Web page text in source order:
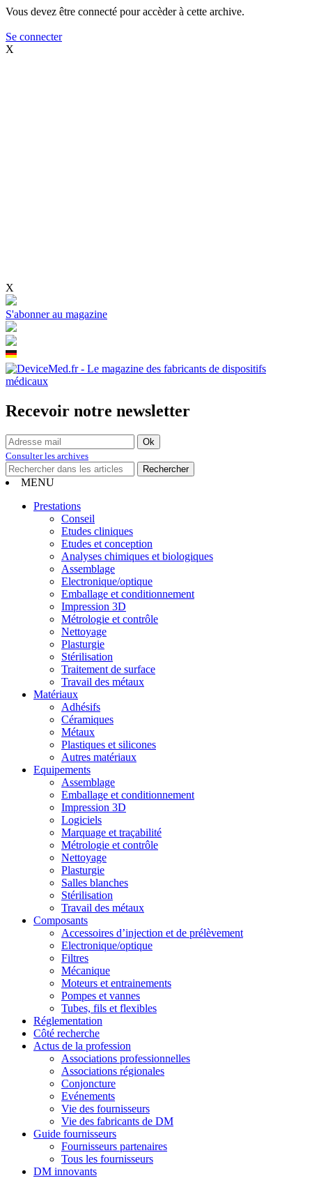
Vous devez être connecté pour accèder à cette archive.
Se connecter
X
X
S'abonner au magazine
Recevoir notre newsletter
Consulter les archives
MENU
Prestations
Conseil
Etudes cliniques
Etudes et conception
Analyses chimiques et biologiques
Assemblage
Electronique/optique
Emballage et conditionnement
Impression 3D
Métrologie et contrôle
Nettoyage
Plasturgie
Stérilisation
Traitement de surface
Travail des métaux
Matériaux
Adhésifs
Céramiques
Métaux
Plastiques et silicones
Autres matériaux
Equipements
Assemblage
Emballage et conditionnement
Impression 3D
Logiciels
Marquage et traçabilité
Métrologie et contrôle
Nettoyage
Plasturgie
Salles blanches
Stérilisation
Travail des métaux
Composants
Accessoires d’injection et de prélèvement
Electronique/optique
Filtres
Mécanique
Moteurs et entrainements
Pompes et vannes
Tubes, fils et flexibles
Réglementation
Côté recherche
Actus de la profession
Associations professionnelles
Associations régionales
Conjoncture
Evénements
Vie des fournisseurs
Vie des fabricants de DM
Guide fournisseurs
Fournisseurs partenaires
Tous les fournisseurs
DM innovants